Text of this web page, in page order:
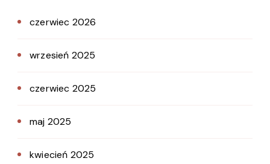
czerwiec 2026
wrzesień 2025
czerwiec 2025
maj 2025
kwiecień 2025